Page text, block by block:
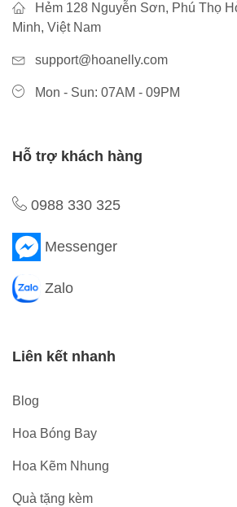
Hẻm 128 Nguyễn Sơn, Phú Thọ
Minh, Việt Nam
support@hoanelly.com
Mon - Sun: 07AM - 09PM
Hỗ trợ khách hàng
0988 330 325
Messenger
Zalo
Liên kết nhanh
Blog
Hoa Bóng Bay
Hoa Kẽm Nhung
Quà tặng kèm